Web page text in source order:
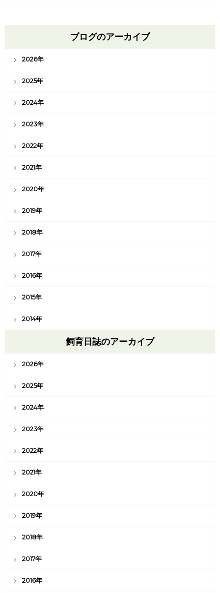
ブログのアーカイブ
2026年
2025年
2024年
2023年
2022年
2021年
2020年
2019年
2018年
2017年
2016年
2015年
2014年
飼育日誌のアーカイブ
2026年
2025年
2024年
2023年
2022年
2021年
2020年
2019年
2018年
2017年
2016年